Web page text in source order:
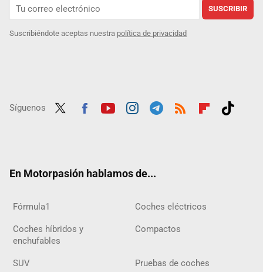
SUSCRIBIR
Suscribiéndote aceptas nuestra política de privacidad
Síguenos
En Motorpasión hablamos de...
Fórmula1 Coches eléctricos
Coches híbridos y
enchufables
Compactos
SUV Pruebas de coches